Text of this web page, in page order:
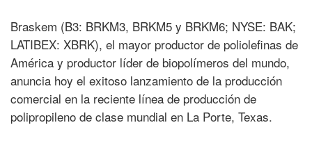
Braskem (B3: BRKM3, BRKM5 y BRKM6; NYSE: BAK;
LATIBEX: XBRK), el mayor productor de poliolefinas de
América y productor líder de biopolímeros del mundo,
anuncia hoy el exitoso lanzamiento de la producción
comercial en la reciente línea de producción de
polipropileno de clase mundial en La Porte, Texas.